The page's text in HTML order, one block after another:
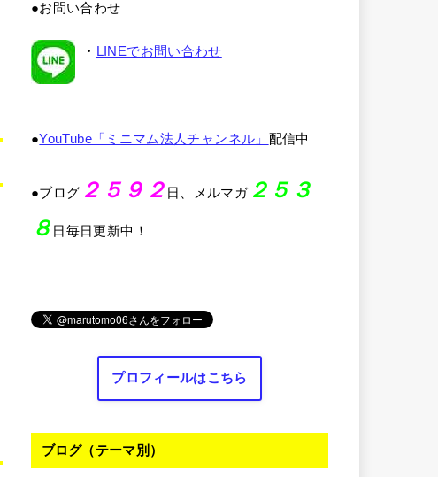
●お問い合わせ
・ LINEでお問い合わせ
●YouTube「ミニマム法人チャンネル」 配信中
●ブログ ２５９２ 日、メルマガ２５３
８ 日毎日更新中！
プロフィールはこちら
ブログ（テーマ別）